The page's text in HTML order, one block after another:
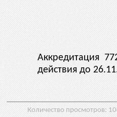
Аккредитация
действия до
Количество просмотров: